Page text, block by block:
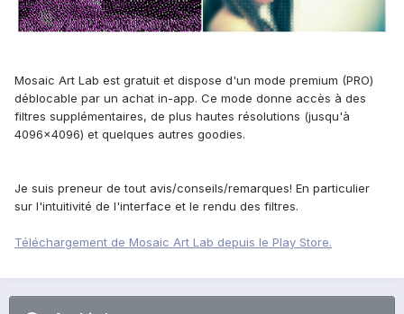
Mosaic Art Lab est gratuit et dispose d'un mode premium (PRO)
déblocable par un achat in-app. Ce mode donne accès à des
filtres supplémentaires, de plus hautes résolutions (jusqu'à
4096x4096) et quelques autres goodies.
Je suis preneur de tout avis/conseils/remarques! En particulier
sur l'intuitivité de l'interface et le rendu des filtres.
Téléchargement de Mosaic Art Lab depuis le Play Store.